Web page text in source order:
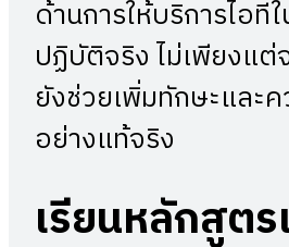
ด้านการให้บริการไอ
ปฏิบัติจริง ไม่เพียงแต่
ยังช่วยเพิ่มทักษะและ
อย่างแท้จริง
เรียนหลักสูตร